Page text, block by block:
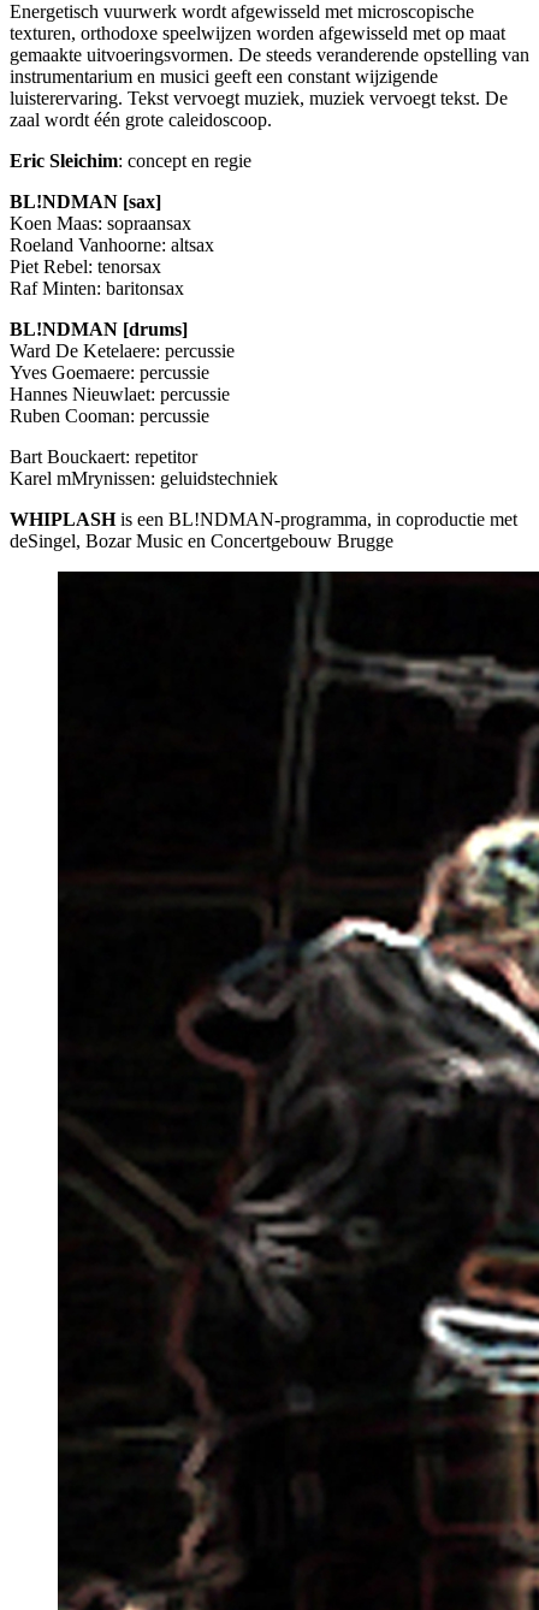
Energetisch vuurwerk wordt afgewisseld met microscopische
texturen, orthodoxe speelwijzen worden afgewisseld met op maat
gemaakte uitvoeringsvormen. De steeds veranderende opstelling van
instrumentarium en musici geeft een constant wijzigende
luisterervaring. Tekst vervoegt muziek, muziek vervoegt tekst. De
zaal wordt één grote caleidoscoop.
Eric Sleichim: concept en regie
BL!NDMAN [sax]
Koen Maas: sopraansax
Roeland Vanhoorne: altsax
Piet Rebel: tenorsax
Raf Minten: baritonsax
BL!NDMAN [drums]
Ward De Ketelaere: percussie
Yves Goemaere: percussie
Hannes Nieuwlaet: percussie
Ruben Cooman: percussie
Bart Bouckaert: repetitor
Karel mMrynissen: geluidstechniek
WHIPLASHis een BL!NDMAN-programma, in coproductie met
deSingel, Bozar Music en Concertgebouw Brugge